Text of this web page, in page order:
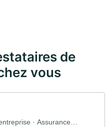
de
vous
· Assurance